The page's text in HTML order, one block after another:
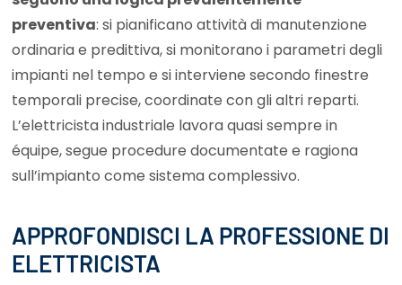
preventiva: si pianificano attività di manutenzione
ordinaria e predittiva, si monitorano i parametri degli
impianti nel tempo e si interviene secondo finestre
temporali precise, coordinate con gli altri reparti.
L’elettricista industriale lavora quasi sempre in
équipe, segue procedure documentate e ragiona
sull’impianto come sistema complessivo.
APPROFONDISCI LA PROFESSIONE DI
ELETTRICISTA